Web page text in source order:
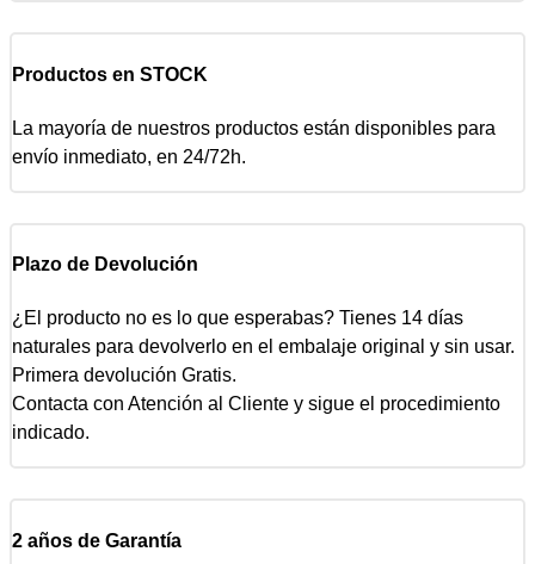
Productos en STOCK
La mayoría de nuestros productos están disponibles para
envío inmediato, en 24/72h.
Plazo de Devolución
¿El producto no es lo que esperabas? Tienes 14 días
naturales para devolverlo en el embalaje original y sin usar.
Primera devolución Gratis.
Contacta con Atención al Cliente y sigue el procedimiento
indicado.
2 años de Garantía